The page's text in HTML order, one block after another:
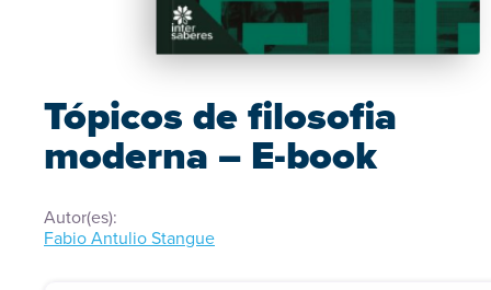
Tópicos de filosofia
moderna – E-book
Autor(es):
Fabio Antulio Stangue